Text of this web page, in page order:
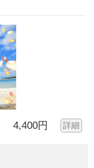
4,400円 詳細